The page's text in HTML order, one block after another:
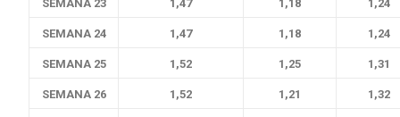
SEMANA 23 1,47 1,18 1,24
SEMANA 24 1,47 1,18 1,24
SEMANA 25 1,52 1,25 1,31
SEMANA 26 1,52 1,21 1,32